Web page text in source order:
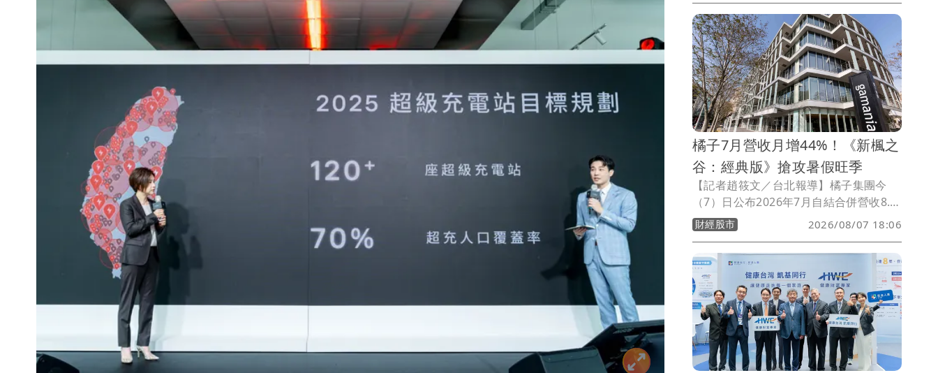
住」且房間內附家具，他另透露台壽已順
利取得台中超巨蛋、高雄澄清湖畔土地以
布局北中南康養版圖，未來研擬單設計結
合住宿權益，台壽保戶享有入住資格或會
員身份且可「跳住」北中南各養生村，打
造銀髮養生村旅遊風新樣貌。
橘子7月營收月增44%！《新楓之
谷：經典版》搶攻暑假旺季
【記者趙筱文／台北報導】橘子集團今
（7）日公布2026年7月自結合併營收8.5
億元，月增44%、年減10%；累計今年前
7月合併營收52.7億元，較去年同期減少
8%。橘子表示，7月受惠暑期遊戲旺季，
多款主力遊戲陸續推出大型改版及周年活
動，帶動單月營收較6月明顯回升；不
過，由於主力端遊《新楓之谷：經典版》
於7月底才正式推出，使今年與去年暑期
改版時程產生基期差異，單月營收仍呈年
減。
財經股市 2026/08/07 18:06